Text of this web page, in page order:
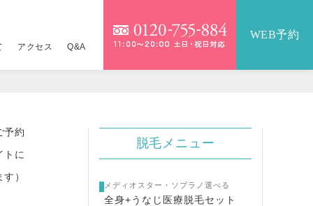
パーフェクト医療脱毛セット
療脱毛セット
ンツァ 詳しくはこちら
クロボトックス×水光注射
アクセス Q&A
WEB予約
予約
トに
）
脱毛メニュー
メディオスター・ソプラノ選べる
全身+うなじ医療脱毛セット